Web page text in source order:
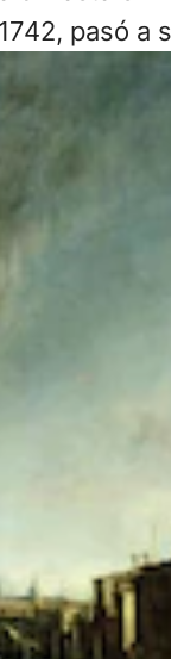
pasó a